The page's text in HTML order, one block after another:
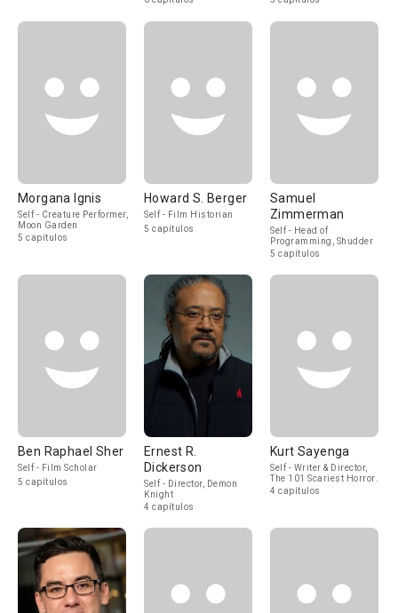
Morgana Ignis
Self - Creature Performer,
Moon Garden
5 capítulos
Howard S. Berger
Self - Film Historian
5 capítulos
Samuel
Zimmerman
Self - Head of
Programming, Shudder
5 capítulos
Ben Raphael Sher
Self - Film Scholar
5 capítulos
Ernest R.
Dickerson
Self - Director, Demon
Knight
4 capítulos
Kurt Sayenga
Self - Writer & Director,
The 101 Scariest Horror
Movie Moments of All
4 capítulos